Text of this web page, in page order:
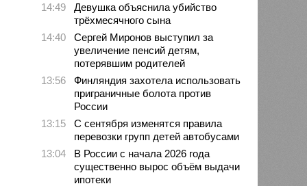
14:49
Девушка объяснила убийство
трёхмесячного сына
14:40
Сергей Миронов выступил за
увеличение пенсий детям,
потерявшим родителей
13:56
Финляндия захотела использовать
приграничные болота против
России
13:15
С сентября изменятся правила
перевозки групп детей автобусами
13:04
В России с начала 2026 года
существенно вырос объём выдачи
ипотеки